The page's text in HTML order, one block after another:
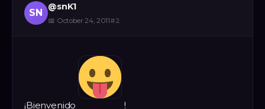
SN
@snK1
📅 October 24, 2011#2
¡Bienvenido !